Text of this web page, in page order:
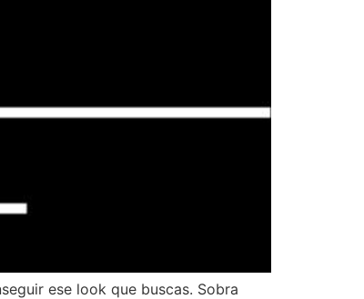
ese look que buscas. Sobra